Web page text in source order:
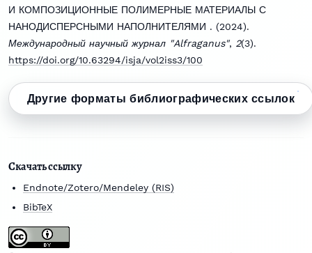
И КОМПОЗИЦИОННЫЕ ПОЛИМЕРНЫЕ МАТЕРИАЛЫ С
НАНОДИСПЕРСНЫМИ НАПОЛНИТЕЛЯМИ . (2024).
Международный научный журнал "Alfraganus", 2(3).
https://doi.org/10.63294/isja/vol2iss3/100
Другие форматы библиографических ссылок
Скачать ссылку
Endnote/Zotero/Mendeley (RIS)
BibTeX